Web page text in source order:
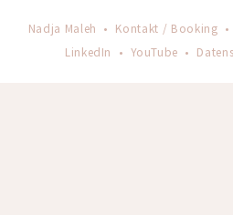
Nadja Maleh • Kontakt / Booking •
LinkedIn
• YouTube •